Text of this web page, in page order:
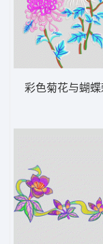
彩色菊花与蝴蝶